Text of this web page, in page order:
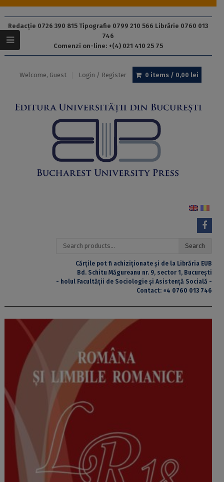
Redacție 0726 390 815 Tipografie 0799 210 566 Librărie 0760 013
746
Comenzi on-line: +(4) 021 410 25 75
Welcome, Guest Login / Register 0 items / 0,00 lei
Search
Search
Cărțile pot fi achiziționate și de la Librăria EUB
Bd. Schitu Măgureanu nr. 9, sector 1, București
- holul Facultății de Sociologie și Asistență Socială -
Contact: +4 0760 013 746